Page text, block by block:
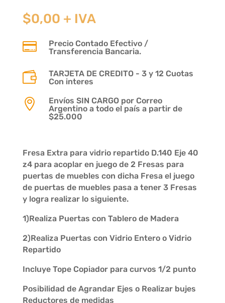
$0,00 + IVA

Precio Contado Efectivo /
Transferencia Bancaria.

TARJETA DE CREDITO - 3 y 12 Cuotas
Con interes

Envíos SIN CARGO por Correo
Argentino a todo el país a partir de
$25.000
Fresa Extra para vidrio repartido D.140 Eje 40
z4 para acoplar en juego de 2 Fresas para
puertas de muebles con dicha Fresa el juego
de puertas de muebles pasa a tener 3 Fresas
y logra realizar lo siguiente.
1)Realiza Puertas con Tablero de Madera
2)Realiza Puertas con Vidrio Entero o Vidrio
Repartido
Incluye Tope Copiador para curvos 1/2 punto
Posibilidad de Agrandar Ejes o Realizar bujes
Reductores de medidas